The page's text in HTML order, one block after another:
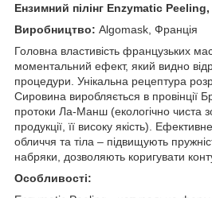
Ензимний пілінг Enzymatic
Виробництво: Algomask, Франція
Головна властивість французьких
моментальний ефект, який видно
процедури. Унікальна рецептура
Сировина виробляється в провінції
протоки Ла-Манш (екологічно чиста
продукції, її високу якість).
обличчя та тіла – підвищують
набряки, дозволяють коригувати
Особливості: